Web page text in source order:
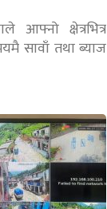
आफ्नो क्षेत्रभित्र
सावाँ तथा ब्याज